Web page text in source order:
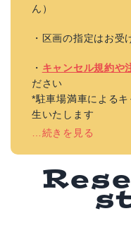
ん）
・区画の指定はお受
・ キャンセル規約や
ださい
*駐車場満車による
生いたします
…続きを見る
Rese
s